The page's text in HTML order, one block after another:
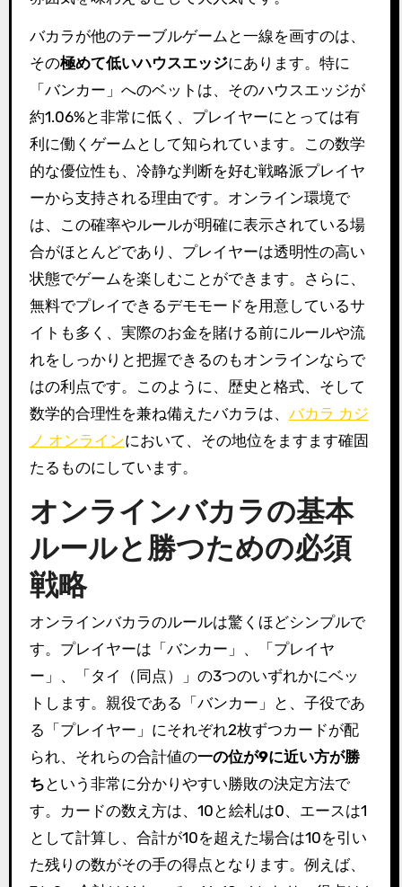
バカラが他のテーブルゲームと一線を画すのは、
その極めて低いハウスエッジにあります。特に
「バンカー」へのベットは、そのハウスエッジが
約1.06%と非常に低く、プレイヤーにとっては有
利に働くゲームとして知られています。この数学
的な優位性も、冷静な判断を好む戦略派プレイヤ
ーから支持される理由です。オンライン環境で
は、この確率やルールが明確に表示されている場
合がほとんどであり、プレイヤーは透明性の高い
状態でゲームを楽しむことができます。さらに、
無料でプレイできるデモモードを用意しているサ
イトも多く、実際のお金を賭ける前にルールや流
れをしっかりと把握できるのもオンラインならで
はの利点です。このように、歴史と格式、そして
数学的合理性を兼ね備えたバカラは、 バカラ カジ
ノ オンラインにおいて、その地位をますます確固
たるものにしています。
オンラインバカラの基本
ルールと勝つための必須
戦略
オンラインバカラのルールは驚くほどシンプルで
す。プレイヤーは「バンカー」、「プレイヤ
ー」、「タイ（同点）」の3つのいずれかにベッ
トします。親役である「バンカー」と、子役であ
る「プレイヤー」にそれぞれ2枚ずつカードが配
られ、それらの合計値の一の位が9に近い方が勝
ち という非常に分かりやすい勝敗の決定方法で
す。カードの数え方は、10と絵札は0、エースは1
として計算し、合計が10を超えた場合は10を引い
た残りの数がその手の得点となります。例えば、